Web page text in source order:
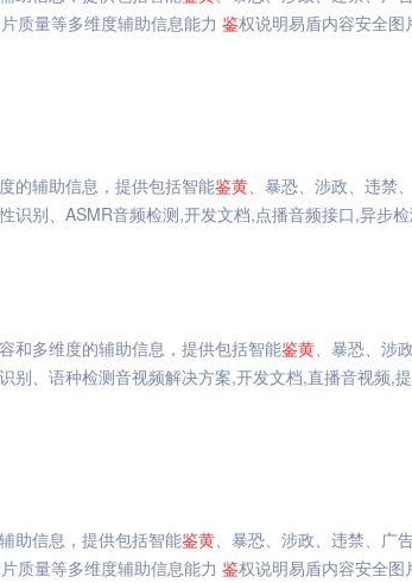
质量等多维度辅助信息能力 鉴权说明易盾内容安全图
的辅助信息，提供包括智能鉴黄、暴恐、涉政、违禁
识别、ASMR音频检测,开发文档,点播音频接口,异步
和多维度的辅助信息，提供包括智能鉴黄、暴恐、涉
别、语种检测音视频解决方案,开发文档,直播音视频,
助信息，提供包括智能鉴黄、暴恐、涉政、违禁、广
质量等多维度辅助信息能力 鉴权说明易盾内容安全图